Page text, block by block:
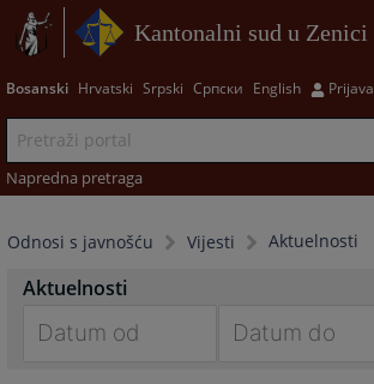
Kantonalni sud u Zenici
Bosanski Hrvatski Srpski Српски English Prijava
Napredna pretraga
Odnosi s javnošću Vijesti Aktuelnosti
Aktuelnosti